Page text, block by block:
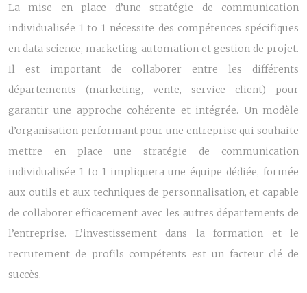
La mise en place d’une stratégie de communication
individualisée 1 to 1 nécessite des compétences spécifiques
en data science, marketing automation et gestion de projet.
Il est important de collaborer entre les différents
départements (marketing, vente, service client) pour
garantir une approche cohérente et intégrée. Un modèle
d’organisation performant pour une entreprise qui souhaite
mettre en place une stratégie de communication
individualisée 1 to 1 impliquera une équipe dédiée, formée
aux outils et aux techniques de personnalisation, et capable
de collaborer efficacement avec les autres départements de
l’entreprise. L’investissement dans la formation et le
recrutement de profils compétents est un facteur clé de
succès.